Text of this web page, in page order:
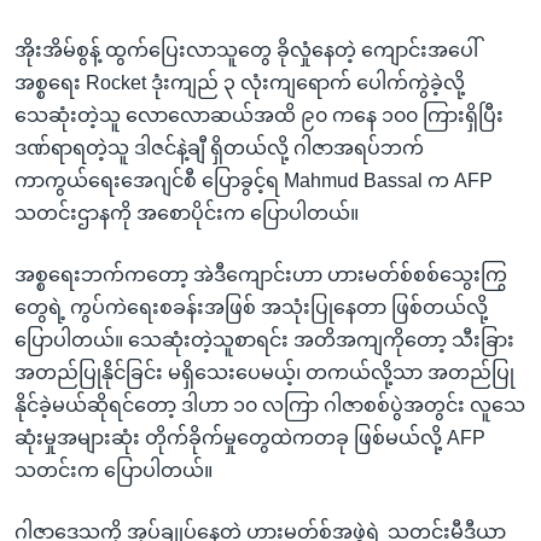
အိုးအိမ်စွန့် ထွက်ပြေးလာသူတွေ ခိုလှုံနေတဲ့ ကျောင်းအပေါ်
အစ္စရေး Rocket ဒုံးကျည် ၃ လုံးကျရောက်‌ ပေါက်ကွဲခဲ့လို့
သေဆုံးတဲ့သူ လောလောဆယ်အထိ ၉၀ ကနေ ၁၀၀ ကြားရှိပြီး
ဒဏ်ရာရတဲ့သူ ဒါဇင်နဲ့ချီ ရှိတယ်လို့ ဂါဇာအရပ်ဘက်
ကာကွယ်ရေးအေဂျင်စီ ပြောခွင့်ရ Mahmud Bassal က AFP
သတင်းဌာနကို အစောပိုင်းက ပြောပါတယ်။
အစ္စရေးဘက်ကတော့ အဲဒီကျောင်းဟာ ဟားမတ်စ်စစ်သွေးကြွ
တွေရဲ့ ကွပ်ကဲရေးစခန်းအဖြစ် အသုံးပြုနေတာ ဖြစ်တယ်လို့
ပြောပါတယ်။ သေဆုံးတဲ့သူစာရင်း အတိအကျကိုတော့ သီးခြား
အတည်ပြုနိုင်ခြင်း မရှိသေးပေမယ့်၊ တကယ်လို့သာ အတည်ပြု
နိုင်ခဲ့မယ်ဆိုရင်တော့ ဒါဟာ ၁၀ လကြာ ဂါဇာစစ်ပွဲအတွင်း လူသေ
ဆုံးမှုအများဆုံး တိုက်ခိုက်မှုတွေထဲကတခု ဖြစ်မယ်လို့ AFP
သတင်းက ပြောပါတယ်။
ဂါဇာဒေသကို အုပ်ချုပ်နေတဲ့ ဟားမတ်စ်အဖွဲ့ရဲ့ သတင်းမီဒီယာ